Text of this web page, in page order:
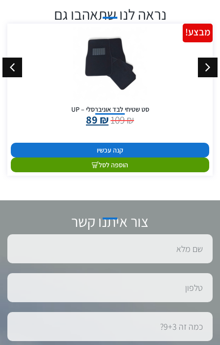
נראה לנו שתאהבו גם
סט שטיחי לבד אוניברסלי – UP
109₪
89 ₪
קנה עכשיו
הוספה לסל
מבצע!
צור איתנו קשר